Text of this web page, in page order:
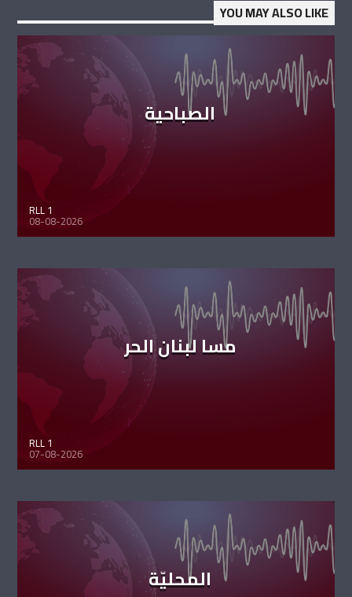
YOU MAY ALSO LIKE
الصباحية
RLL 1
08-08-2026
مسا لبنان الحر
RLL 1
07-08-2026
المحليّة